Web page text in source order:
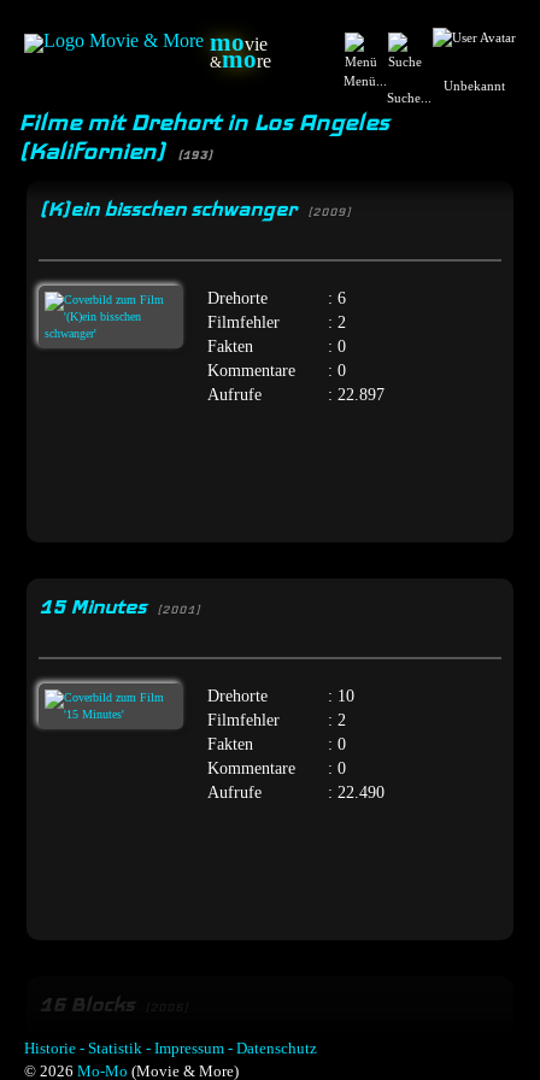
movie
&more
Menü...
Suche...
Unbekannt
Filme mit Drehort in Los Angeles
(Kalifornien)
(193)
(K)ein bisschen schwanger [2009]
Drehorte
: 6
Filmfehler
: 2
Fakten
: 0
Kommentare
: 0
Aufrufe
: 22.897
15 Minutes [2001]
Drehorte
: 10
Filmfehler
: 2
Fakten
: 0
Kommentare
: 0
Aufrufe
: 22.490
16 Blocks
Historie - Statistik - Impressum - Datenschutz
© 2026 Mo-Mo (Movie & More)